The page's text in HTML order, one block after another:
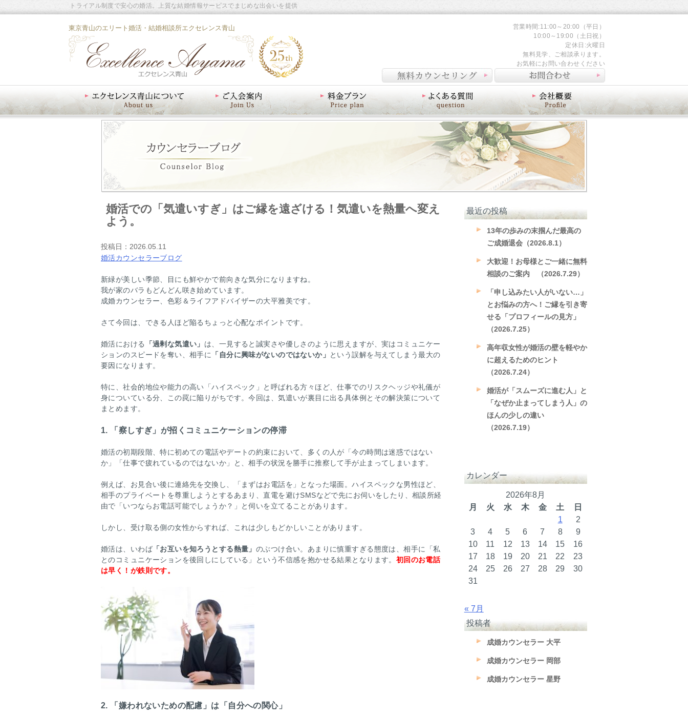
東京青山のエリート婚活・結婚相談所エクセレンス青山
トライアル制度で安心の婚活。上質な結婚情報サービスでまじめな出会いを提供
営業時間:11:00～20:00（平日）
10:00～19:00（土日祝）
定休日:火曜日
無料見学、ご相談承ります。
お気軽にお問い合わせください
エクセレンス青山について 会社概要
婚活での「気遣いすぎ」はご縁を遠ざける！気遣いを熱量へ変え
よう。
投稿日： 2026.05.11
婚活カウンセラーブログ
新緑が美しい季節、目にも鮮やかで前向きな気分になりますね。
我が家のバラもどんどん咲き始めています。
成婚カウンセラー、色彩＆ライフアドバイザーの大平雅美です。
さて今回は、できる人ほど陥るちょっと心配なポイントです。
婚活における 「過剰な気遣い」 は、一見すると誠実さや優しさのように思えますが、実はコミュニケー
ションのスピードを奪い、相手に
「自分に興味がないのではないか」 という誤解を与えてしまう最大の
要因になります。
特に、社会的地位や能力の高い「ハイスペック」と呼ばれる方々ほど、仕事でのリスクヘッジや礼儀が
身についている分、この罠に陥りがちです。今回は、気遣いが裏目に出る具体例とその解決策について
まとめます。
1. 「察しすぎ」が招くコミュニケーションの停滞
婚活の初期段階、特に初めての電話やデートの約束において、多くの人が「今の時間は迷惑ではない
か」「仕事で疲れているのではないか」と、相手の状況を勝手に推察して手が止まってしまいます。
例えば、お見合い後に連絡先を交換し、「まずはお電話を」となった場面。ハイスペックな男性ほど、
相手のプライベートを尊重しようとするあまり、直電を避けSMSなどで先にお伺いをしたり、相談所経
由で「いつならお電話可能でしょうか？」と伺いを立てることがあります。
しかし、受け取る側の女性からすれば、これは少しもどかしいことがあります。
婚活は、いわば「お互いを知ろうとする熱量」 のぶつけ合い。あまりに慎重すぎる態度は、相手に「私
とのコミュニケーションを後回しにしている」という不信感を抱かせる結果となります。 初回のお電話
は早く！が鉄則です。
2. 「嫌われないための配慮」は「自分への関心」
最近の投稿
13年の歩みの末掴んだ最高の
ご成婚退会（2026.8.1）
大歓迎！お母様とご一緒に無料
相談のご案内 （2026.7.29）
「申し込みたい人がいない…」
とお悩みの方へ！ご縁を引き寄
せる「プロフィールの見方」
（2026.7.25）
高年収女性が婚活の壁を軽やか
に超えるためのヒント
（2026.7.24）
婚活が「スムーズに進む人」と
「なぜか止まってしまう人」の
ほんの少しの違い
（2026.7.19）
カレンダー
2026年8月
月
火 水 木 金 土
日
1
2
3
4 5 6 7 8
9
10
11 12 13 14 15
16
17
18 19 20 21 22
23
24
25 26 27 28 29
30
31
« 7月
投稿者
成婚カウンセラー 大平
成婚カウンセラー 岡部
成婚カウンセラー 星野